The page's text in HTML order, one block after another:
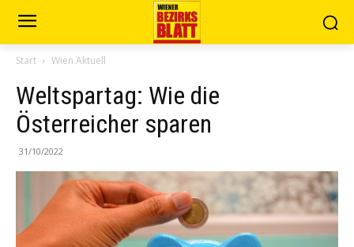
Start Wien Aktuell
Weltspartag: Wie die
Österreicher sparen
31/10/2022